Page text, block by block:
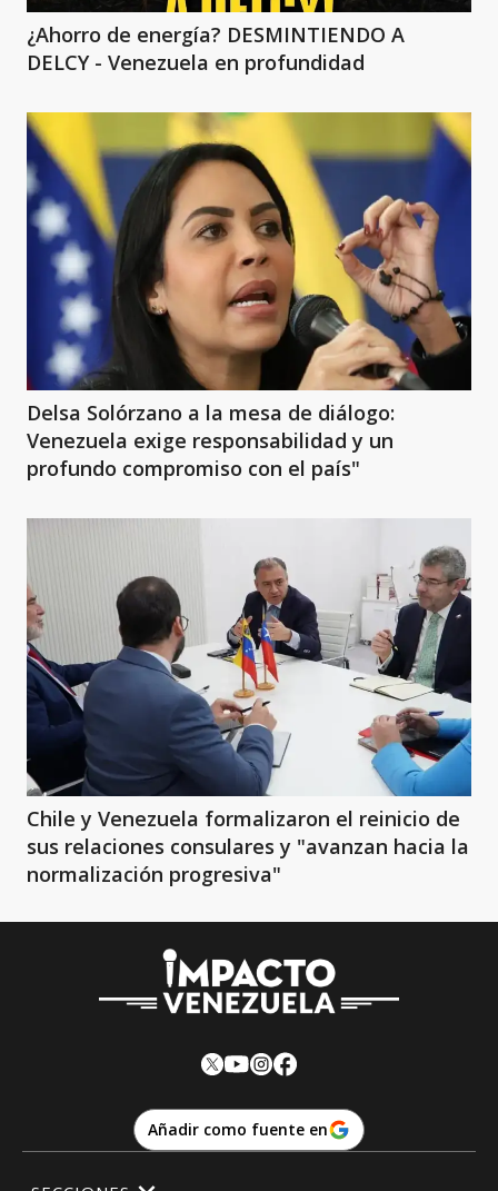
¿Ahorro de energía? DESMINTIENDO A
DELCY - Venezuela en profundidad
Delsa Solórzano a la mesa de diálogo:
Venezuela exige responsabilidad y un
profundo compromiso con el país"
Chile y Venezuela formalizaron el reinicio de
sus relaciones consulares y "avanzan hacia la
normalización progresiva"
Añadir como fuente en